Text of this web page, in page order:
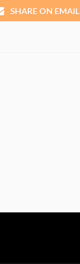
SHARE ON EMAIL